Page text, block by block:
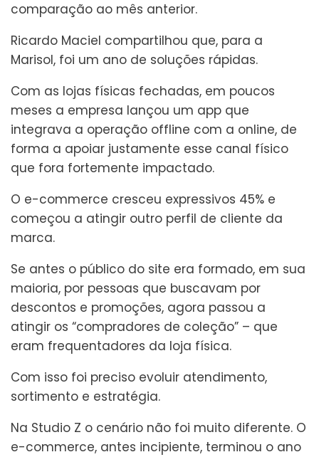
comparação ao mês anterior.
Ricardo Maciel compartilhou que, para a
Marisol, foi um ano de soluções rápidas.
Com as lojas físicas fechadas, em poucos
meses a empresa lançou um app que
integrava a operação offline com a online, de
forma a apoiar justamente esse canal físico
que fora fortemente impactado.
O e-commerce cresceu expressivos 45% e
começou a atingir outro perfil de cliente da
marca.
Se antes o público do site era formado, em sua
maioria, por pessoas que buscavam por
descontos e promoções, agora passou a
atingir os “compradores de coleção” – que
eram frequentadores da loja física.
Com isso foi preciso evoluir atendimento,
sortimento e estratégia.
Na Studio Z o cenário não foi muito diferente. O
e-commerce, antes incipiente, terminou o ano